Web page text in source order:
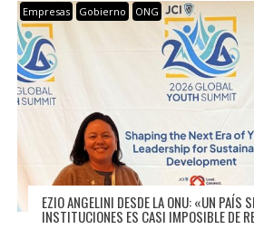
Empresas Gobierno ONG
EZIO ANGELINI DESDE LA ONU: «UN PAÍS
INSTITUCIONES ES CASI IMPOSIBLE DE